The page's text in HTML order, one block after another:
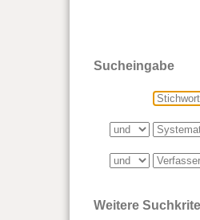
Sucheingabe
Weitere